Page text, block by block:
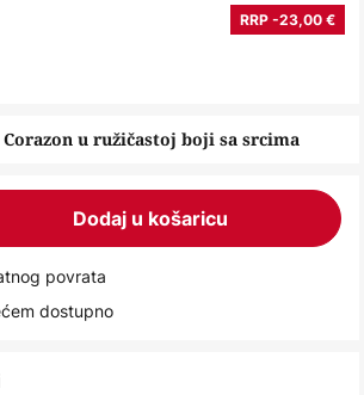
u ružičastoj boji sa srcima
RRP -23,00 €
Dodaj u košaricu
povrata
dostupno